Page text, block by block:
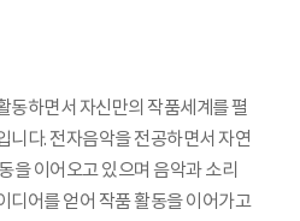
동하면서 자신만의 작품세계를 펼
니다. 전자음악을 전공하면서 자연
을 이어오고 있으며 음악과 소리
디어를 얻어 작품 활동을 이어가고